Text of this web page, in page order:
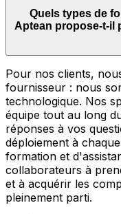
Quels types de
Aptean propose-t-il
Pour nos clients,
fournisseur : nous
technologique. Nos
équipe tout au long
réponses à vos
déploiement à
formation et
collaborateurs à
et à acquérir les
pleinement parti.